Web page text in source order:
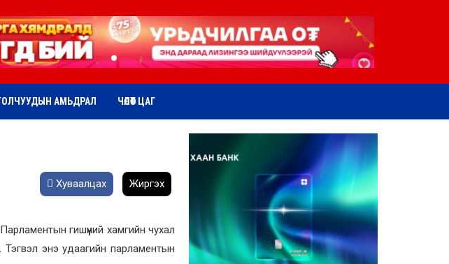
АМЬДРАЛ ЧӨЛӨӨТ ЦАГ
Хуваалцах Жиргэх
гишүүний хамгийн чухал
Тэгвэл энэ удаагийн парламентын